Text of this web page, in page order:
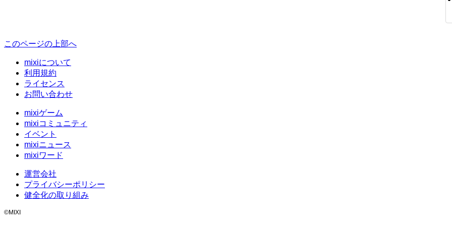
このページの上部へ
mixiについて
利用規約
ライセンス
お問い合わせ
mixiゲーム
mixiコミュニティ
イベント
mixiニュース
mixiワード
運営会社
プライバシーポリシー
健全化の取り組み
©MIXI